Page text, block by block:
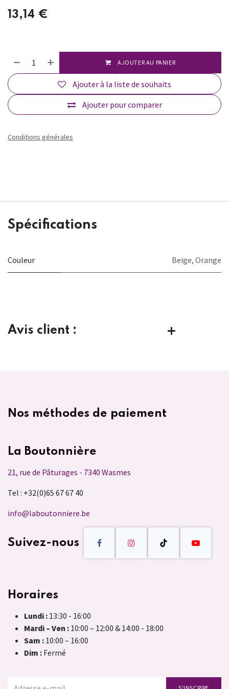
13,14 €
AJOUTER AU PANIER
Ajouter pour comparer
Ajouter à la liste de souhaits
Conditions générales
Spécifications
Couleur Beige, Orange
Avis client :
Nos méthodes de paiement
La Boutonnière
21, rue de Pâturages - 7340 Wasmes
Tel : +32(0)65 67 67 40
info@laboutonniere.be
Suivez-nous
Horaires
Lundi : 13:30 - 16:00
Mardi – Ven : 10:00 – 12:00 & 14:00 - 18:00
Sam : 10:00 – 16:00
Dim : Fermé
S'INSCRIRE